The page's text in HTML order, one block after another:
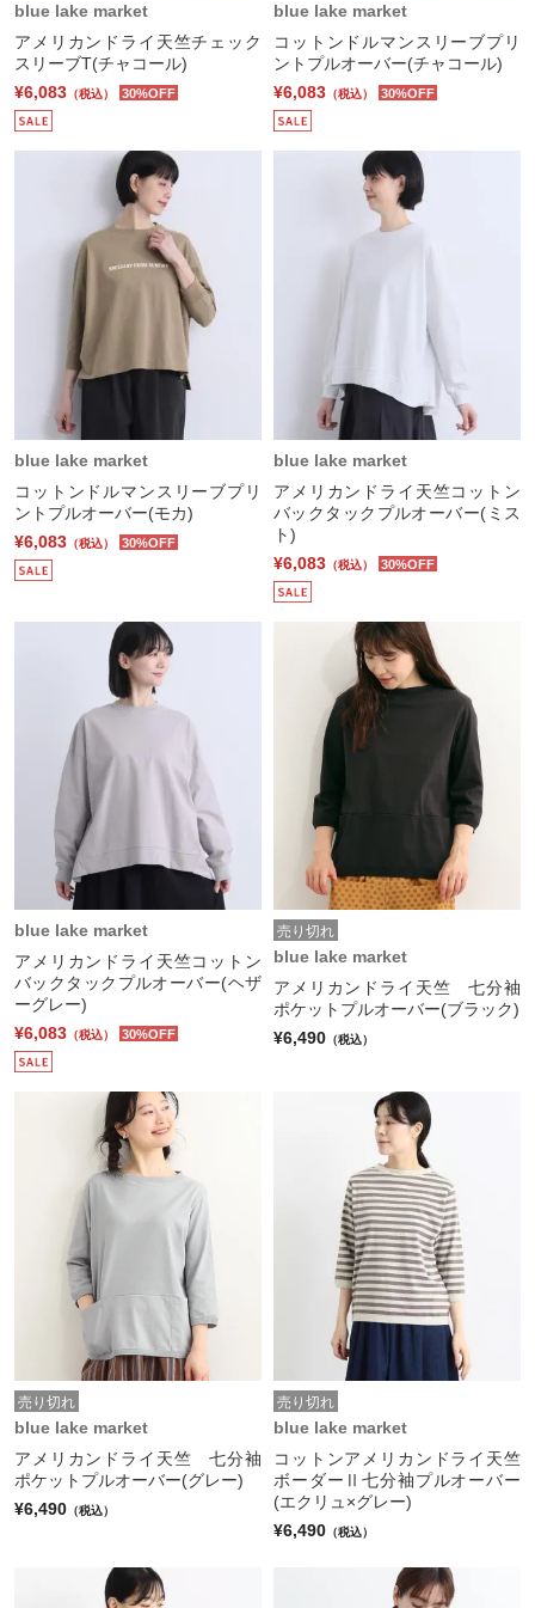
blue lake market
アメリカンドライ天竺チェック
スリーブT(チャコール)
¥6,083 （税込） 30%OFF
blue lake market
コットンドルマンスリーブプリ
ントプルオーバー(チャコール)
¥6,083 （税込） 30%OFF
blue lake market
コットンドルマンスリーブプリ
ントプルオーバー(モカ)
¥6,083 （税込） 30%OFF
blue lake market
アメリカンドライ天竺コットン
バックタックプルオーバー(ミス
ト)
¥6,083 （税込） 30%OFF
blue lake market
アメリカンドライ天竺コットン
バックタックプルオーバー(ヘザ
ーグレー)
¥6,083 （税込） 30%OFF
売り切れ
blue lake market
アメリカンドライ天竺 七分袖
ポケットプルオーバー(ブラック)
¥6,490 （税込）
売り切れ
blue lake market
アメリカンドライ天竺 七分袖
ポケットプルオーバー(グレー)
¥6,490 （税込）
売り切れ
blue lake market
コットンアメリカンドライ天竺
ボーダーⅡ七分袖プルオーバー
(エクリュ×グレー)
¥6,490 （税込）